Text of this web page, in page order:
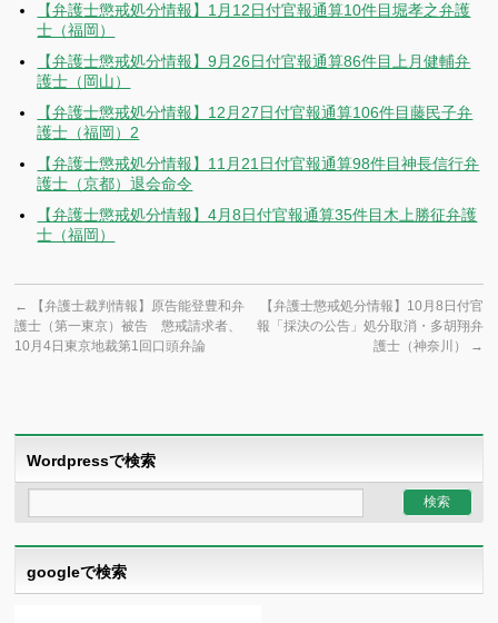
【弁護士懲戒処分情報】1月12日付官報通算10件目堀孝之弁護
士（福岡）
【弁護士懲戒処分情報】9月26日付官報通算86件目上月健輔弁
護士（岡山）
【弁護士懲戒処分情報】12月27日付官報通算106件目藤民子弁
護士（福岡）2
【弁護士懲戒処分情報】11月21日付官報通算98件目神長信行弁
護士（京都）退会命令
【弁護士懲戒処分情報】4月8日付官報通算35件目木上勝征弁護
士（福岡）
←
【弁護士裁判情報】原告能登豊和弁
護士（第一東京）被告 懲戒請求者、
10月4日東京地裁第1回口頭弁論
【弁護士懲戒処分情報】10月8日付官
報「採決の公告」処分取消・多胡翔弁
護士（神奈川）
→
Wordpressで検索
googleで検索